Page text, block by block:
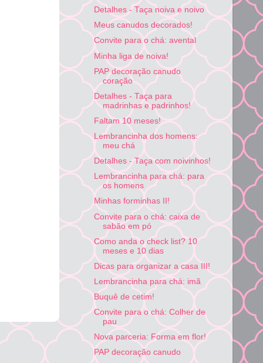
Detalhes - Taça noiva e noivo
Meus canudos decorados!
Convite para o chá: avental
Minha liga de noiva!
PAP decoração canudo
coração
Detalhes - Taça para
madrinhas e padrinhos!
Faltam 10 meses!
Lembrancinha dos homens:
meu chá
Detalhes - Taça com noivinhos!
Lembrancinha para chá: para
os homens
Minhas forminhas II!
Convite para o chá: caixa de
sabão em pó
Como anda o check list? 10
meses e 10 dias
Dicas para organizar a casa III!
Lembrancinha para chá: imã
Buquê de cetim!
Convite para o chá: Colher de
pau
Nova parceria: Forma em flor!
PAP decoração canudo